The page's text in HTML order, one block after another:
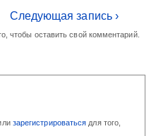
Следующая запись ›
чтобы оставить свой комментарий.
зарегистрироваться для того,